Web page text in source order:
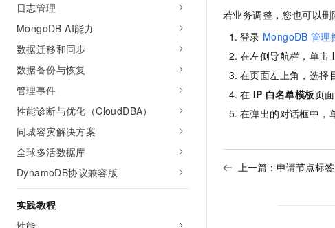
日志管理
MongoDB AI能力
数据迁移和同步
数据备份与恢复
管理事件
性能诊断与优化（CloudDBA）
同城容灾解决方案
全球多活数据库
DynamoDB协议兼容版
实践教程
性能
若业务调整，您也可以删
登录 MongoDB 管理
在左侧导航栏，单击
在页面左上角，选择
在 IP 白名单模板页
在弹出的对话框中，
上一篇： 申请节点标签